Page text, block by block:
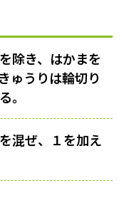
除き、はかまを
ゅうりは輪切り
。
混ぜ、１を加え